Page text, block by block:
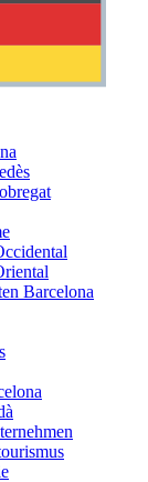
Barcelona